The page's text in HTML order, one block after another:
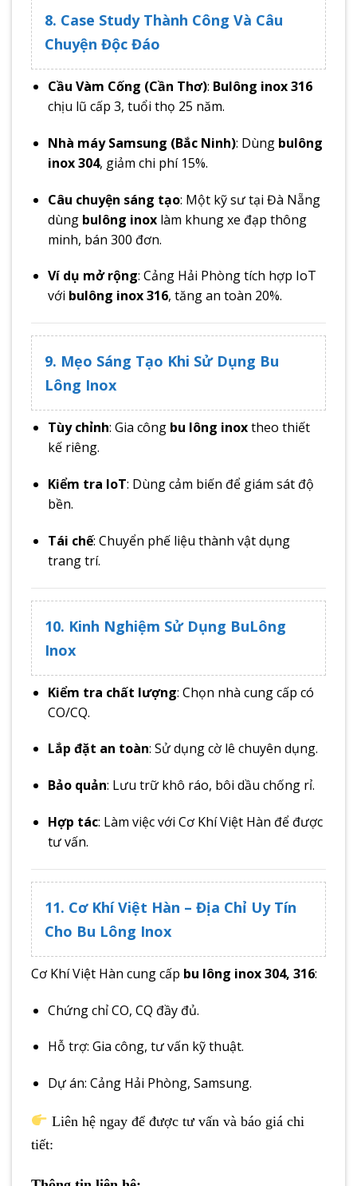
8. Case Study Thành Công Và Câu
Chuyện Độc Đáo
Cầu Vàm Cống (Cần Thơ): Bulông inox 316
chịu lũ cấp 3, tuổi thọ 25 năm.
Nhà máy Samsung (Bắc Ninh): Dùng bulông
inox 304, giảm chi phí 15%.
Câu chuyện sáng tạo: Một kỹ sư tại Đà Nẵng
dùng bulông inoxlàm khung xe đạp thông
minh, bán 300 đơn.
Ví dụ mở rộng: Cảng Hải Phòng tích hợp IoT
với bulông inox 316, tăng an toàn 20%.
9. Mẹo Sáng Tạo Khi Sử Dụng Bu
Lông Inox
Tùy chỉnh: Gia công bu lông inoxtheo thiết
kế riêng.
Kiểm tra IoT: Dùng cảm biến để giám sát độ
bền.
Tái chế: Chuyển phế liệu thành vật dụng
trang trí.
10. Kinh Nghiệm Sử Dụng BuLông
Inox
Kiểm tra chất lượng: Chọn nhà cung cấp có
CO/CQ.
Lắp đặt an toàn: Sử dụng cờ lê chuyên dụng.
Bảo quản: Lưu trữ khô ráo, bôi dầu chống rỉ.
Hợp tác: Làm việc với Cơ Khí Việt Hàn để được
tư vấn.
11. Cơ Khí Việt Hàn – Địa Chỉ Uy Tín
Cho Bu Lông Inox
Cơ Khí Việt Hàn cung cấp bu lông inox 304, 316:
Chứng chỉ CO, CQ đầy đủ.
Hỗ trợ: Gia công, tư vấn kỹ thuật.
Dự án: Cảng Hải Phòng, Samsung.
Liên hệ ngay để được tư vấn và báo giá chi
tiết: